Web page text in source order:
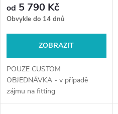
od 5 790 Kč
Obvykle do 14 dnů
ZOBRAZIT
POUZE CUSTOM
OBJEDNÁVKA - v případě
zájmu na fitting
kontaktujte +420 720 029 634